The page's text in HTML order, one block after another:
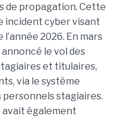
de propagation. Cette
incident cyber visant
2026. En mars
le vol des
et titulaires,
via le système
personnels stagiaires.
avait également